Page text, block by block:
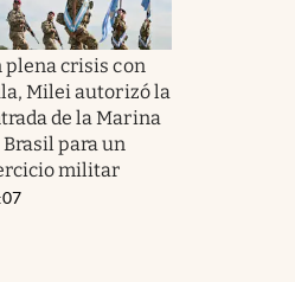
plena crisis con
Milei autorizó la
de la Marina
Brasil para un
militar